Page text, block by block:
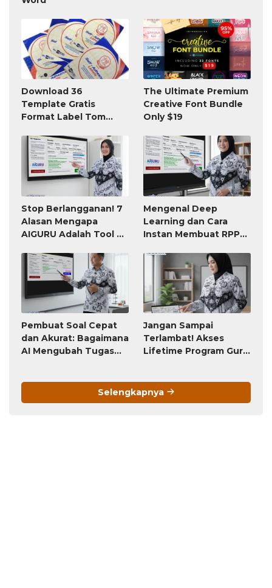
Download 36
Template Gratis
Format Label Tom
Word
The Ultimate Premium
Creative Font Bundle
Only $19
Stop Berlangganan! 7
Alasan Mengapa
AIGURU Adalah Tool AI
Worth It (Bayar 79
Ribu, Untung Seumur
Mengenal Deep
Learning dan Cara
Instan Membuat RPP
Pembuat Soal Cepat
dan Akurat: Bagaimana
AI Mengubah Tugas
Jangan Sampai
Terlambat! Akses
Lifetime Program Guru
Berubah Menjadi
Langganan Bulanan
Selengkapnya